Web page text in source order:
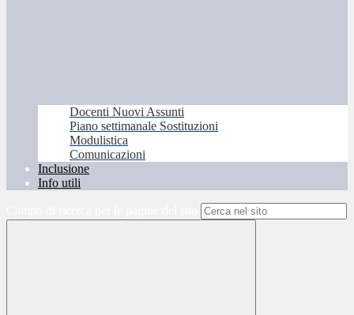
Docenti Nuovi Assunti
Piano settimanale Sostituzioni
Modulistica
Comunicazioni
Inclusione
Info utili